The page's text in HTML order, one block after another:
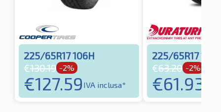
225/65R17 106H
€130.19 -2%
€127.59IVA inclusa*
225/65R17
€63.20 -2%
€61.93